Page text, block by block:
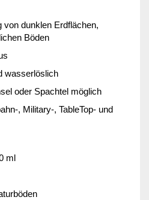
von dunklen Erdflächen,
Böden
wasserlöslich
oder Spachtel möglich
, Military-, TableTop- und
ml